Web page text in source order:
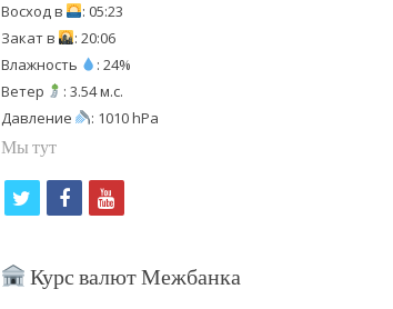
Восход в
: 05:23
Закат в
: 20:06
Влажность
: 24%
Ветер
: 3.54 м.с.
Давление
: 1010 hPa
Мы тут
i
f
c
y
u
Курс валют Межбанка